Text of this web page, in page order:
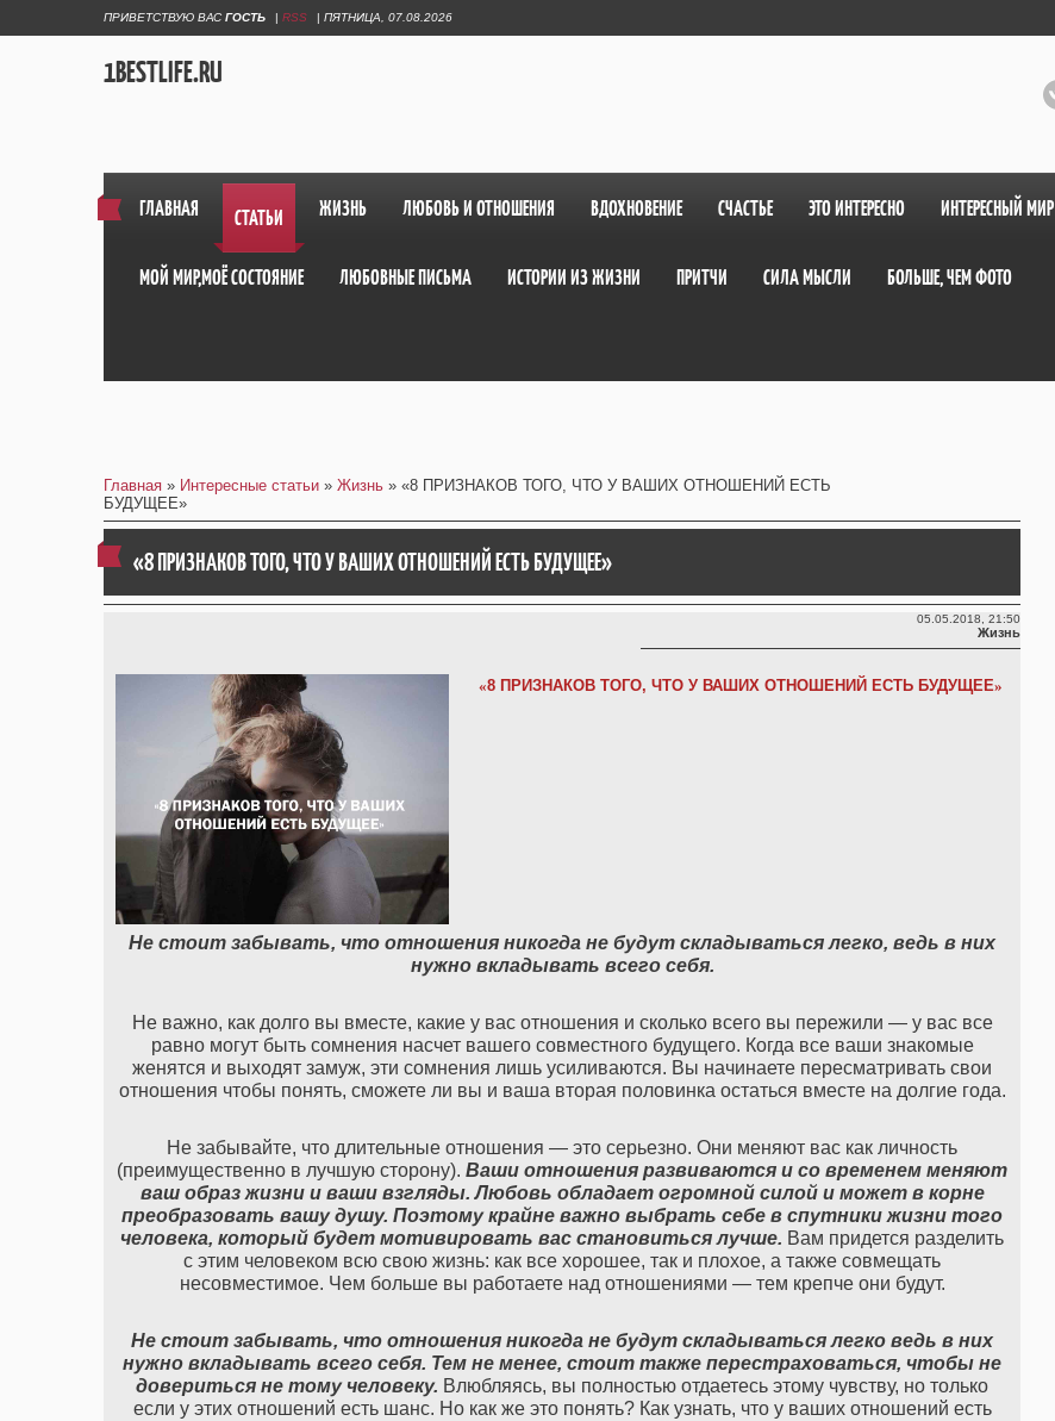
ПРИВЕТСТВУЮ ВАС ГОСТЬ | RSS | ПЯТНИЦА, 07.08.2026
1BESTLIFE.RU
ГЛАВНАЯ СТАТЬИ ЖИЗНЬ ЛЮБОВЬ И ОТНОШЕНИЯ ВДОХНОВЕНИЕ СЧАСТЬЕ ЭТО ИНТЕРЕСНО ИНТЕРЕСНЫЙ МИР
МОЙ МИР,МОЁ СОСТОЯНИЕ ЛЮБОВНЫЕ ПИСЬМА ИСТОРИИ ИЗ ЖИЗНИ ПРИТЧИ СИЛА МЫСЛИ БОЛЬШЕ, ЧЕМ ФОТО
Главная » Интересные статьи » Жизнь » «8 ПРИЗНАКОВ ТОГО, ЧТО У ВАШИХ ОТНОШЕНИЙ ЕСТЬ
БУДУЩЕЕ»
«8 ПРИЗНАКОВ ТОГО, ЧТО У ВАШИХ ОТНОШЕНИЙ ЕСТЬ БУДУЩЕЕ»
05.05.2018, 21:50
Жизнь
«8 ПРИЗНАКОВ ТОГО, ЧТО У ВАШИХ ОТНОШЕНИЙ ЕСТЬ БУДУЩЕЕ»
Не стоит забывать, что отношения никогда не будут складываться легко, ведь в них
нужно вкладывать всего себя.
Не важно, как долго вы вместе, какие у вас отношения и сколько всего вы пережили — у вас все
равно могут быть сомнения насчет вашего совместного будущего. Когда все ваши знакомые
женятся и выходят замуж, эти сомнения лишь усиливаются. Вы начинаете пересматривать свои
отношения чтобы понять, сможете ли вы и ваша вторая половинка остаться вместе на долгие года.
Не забывайте, что длительные отношения — это серьезно. Они меняют вас как личность
(преимущественно в лучшую сторону). Ваши отношения развиваются и со временем меняют
ваш образ жизни и ваши взгляды. Любовь обладает огромной силой и может в корне
преобразовать вашу душу. Поэтому крайне важно выбрать себе в спутники жизни того
человека, который будет мотивировать вас становиться лучше. Вам придется разделить
с этим человеком всю свою жизнь: как все хорошее, так и плохое, а также совмещать
несовместимое. Чем больше вы работаете над отношениями — тем крепче они будут.
Не стоит забывать, что отношения никогда не будут складываться легко ведь в них
нужно вкладывать всего себя. Тем не менее, стоит также перестраховаться, чтобы не
довериться не тому человеку. Влюбляясь, вы полностью отдаетесь этому чувству, но только
если у этих отношений есть шанс. Но как же это понять? Как узнать, что у ваших отношений есть